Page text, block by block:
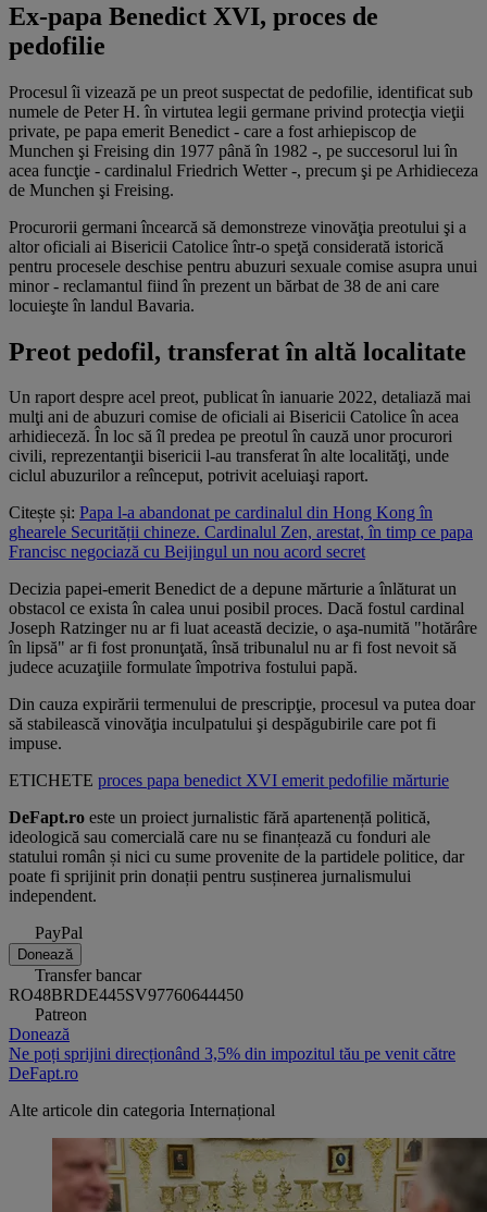
Ex-papa Benedict XVI, proces de
pedofilie
Procesul îi vizează pe un preot suspectat de pedofilie, identificat sub
numele de Peter H. în virtutea legii germane privind protecţia vieţii
private, pe papa emerit Benedict - care a fost arhiepiscop de
Munchen şi Freising din 1977 până în 1982 -, pe succesorul lui în
acea funcţie - cardinalul Friedrich Wetter -, precum şi pe Arhidieceza
de Munchen şi Freising.
Procurorii germani încearcă să demonstreze vinovăţia preotului şi a
altor oficiali ai Bisericii Catolice într-o speţă considerată istorică
pentru procesele deschise pentru abuzuri sexuale comise asupra unui
minor - reclamantul fiind în prezent un bărbat de 38 de ani care
locuieşte în landul Bavaria.
Preot pedofil, transferat în altă localitate
Un raport despre acel preot, publicat în ianuarie 2022, detaliază mai
mulţi ani de abuzuri comise de oficiali ai Bisericii Catolice în acea
arhidieceză. În loc să îl predea pe preotul în cauză unor procurori
civili, reprezentanţii bisericii l-au transferat în alte localităţi, unde
ciclul abuzurilor a reînceput, potrivit aceluiaşi raport.
Citește și: Papa l-a abandonat pe cardinalul din Hong Kong în
ghearele Securității chineze. Cardinalul Zen, arestat, în timp ce papa
Francisc negociază cu Beijingul un nou acord secret
Decizia papei-emerit Benedict de a depune mărturie a înlăturat un
obstacol ce exista în calea unui posibil proces. Dacă fostul cardinal
Joseph Ratzinger nu ar fi luat această decizie, o aşa-numită "hotărâre
în lipsă" ar fi fost pronunţată, însă tribunalul nu ar fi fost nevoit să
judece acuzaţiile formulate împotriva fostului papă.
Din cauza expirării termenului de prescripţie, procesul va putea doar
să stabilească vinovăţia inculpatului şi despăgubirile care pot fi
impuse.
ETICHETE proces papa benedict XVI emeritpedofilie mărturie
DeFapt.ro este un proiect jurnalistic fără apartenență politică,
ideologică sau comercială care nu se finanțează cu fonduri ale
statului român și nici cu sume provenite de la partidele politice, dar
poate fi sprijinit prin donații pentru susținerea jurnalismului
independent.
PayPal
Donează
Transfer bancar
RO48BRDE445SV97760644450
Patreon
Donează
Ne poți sprijini direcționând 3,5% din impozitul tău pe venit către
DeFapt.ro
Alte articole din categoria Internațional